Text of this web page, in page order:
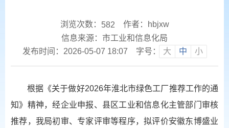
浏览次数： 582
作者：hbjxw
信息来源：市工业和信息化局
发布时间：2026-05-07 18:07
字号： 大 中 小
根据《关于做好2026年淮北市绿色工厂推荐工作的通
知》精神，经企业申报、县区工业和信息化主管部门审核
推荐，我局初审、专家评审等程序，拟评价安徽东博盛业